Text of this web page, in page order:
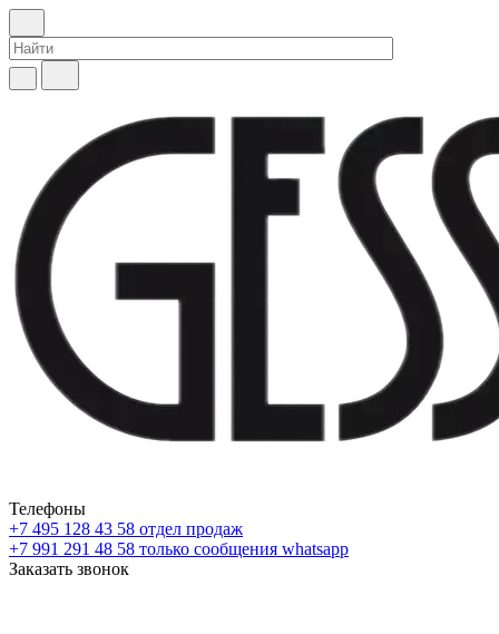
Телефоны
+7 495 128 43 58 отдел продаж
+7 991 291 48 58 только сообщения whatsapp
Заказать звонок